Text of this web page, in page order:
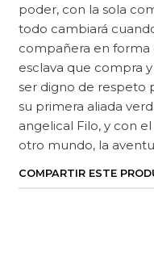
poder, con la sola
todo cambiará
compañera en forma
esclava que compra
ser digno de respeto
su primera aliada
angelical Filo, y con
otro mundo, la
COMPARTIR ESTE